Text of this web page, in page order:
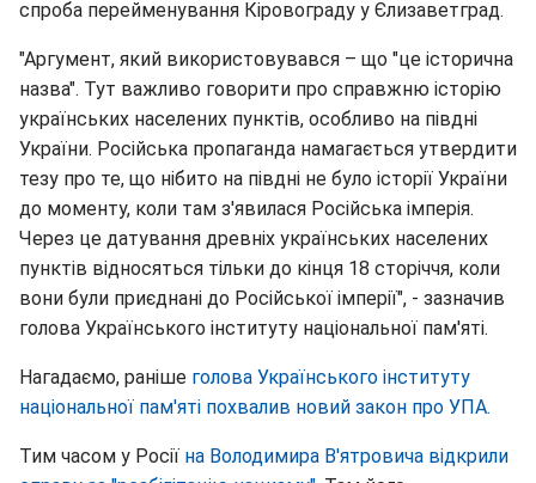
спроба перейменування Кіровограду у Єлизаветград.
"Аргумент, який використовувався – що "це історична
назва". Тут важливо говорити про справжню історію
українських населених пунктів, особливо на півдні
України. Російська пропаганда намагається утвердити
тезу про те, що нібито на півдні не було історії України
до моменту, коли там з'явилася Російська імперія.
Через це датування древніх українських населених
пунктів відносяться тільки до кінця 18 сторіччя, коли
вони були приєднані до Російської імперії", - зазначив
голова Українського інституту національної пам'яті.
Нагадаємо, раніше голова Українського інституту
національної пам'яті похвалив новий закон про УПА.
Тим часом у Росії на Володимира В'ятровича відкрили